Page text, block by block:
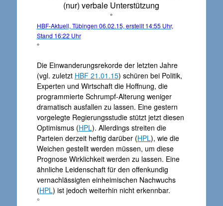
(nur) verbale Unterstützung
°
HBF-Aktuell, Tübingen 06.02.15, erstellt 14:55 Uhr,
Stand 16:22 Uhr
°
Die Einwanderungsrekorde der letzten Jahre
(vgl. zuletzt HBF 21.01.15) schüren bei Politik,
Experten und Wirtschaft die Hoffnung, die
programmierte Schrumpf-Alterung weniger
dramatisch ausfallen zu lassen. Eine gestern
vorgelegte Regierungsstudie stützt jetzt diesen
Optimismus (HPL). Allerdings streiten die
Parteien derzeit heftig darüber (HPL), wie die
Weichen gestellt werden müssen, um diese
Prognose Wirklichkeit werden zu lassen. Eine
ähnliche Leidenschaft für den offenkundig
vernachlässigten einheimischen Nachwuchs
(HPL) ist jedoch weiterhin nicht erkennbar.
°